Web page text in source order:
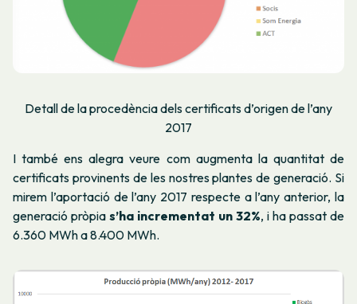
Detall de la procedència dels certificats d’origen de l’any
2017
I també ens alegra veure com augmenta la quantitat de
certificats provinents de les nostres plantes de generació. Si
mirem l’aportació de l’any 2017 respecte a l’any anterior, la
generació pròpia s’ha incrementat un 32%, i ha passat de
6.360 MWh a 8.400 MWh.